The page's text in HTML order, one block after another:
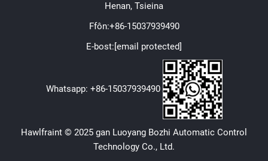
Henan, Tsieina
Ffôn:+86-15037939490
E-bost:[email protected]
Whatsapp: +86-15037939490
Hawlfraint © 2025 gan Luoyang Bozhi Automatic Control
Technology Co., Ltd.